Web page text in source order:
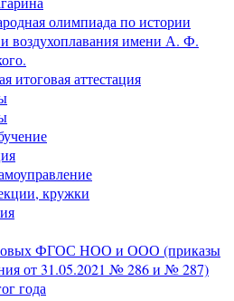
олимпиада по истории
воздухоплавания имени А. Ф.
итоговая аттестация
кружки
ФГОС НОО и ООО (приказы
от 31.05.2021 № 286 и № 287)
года